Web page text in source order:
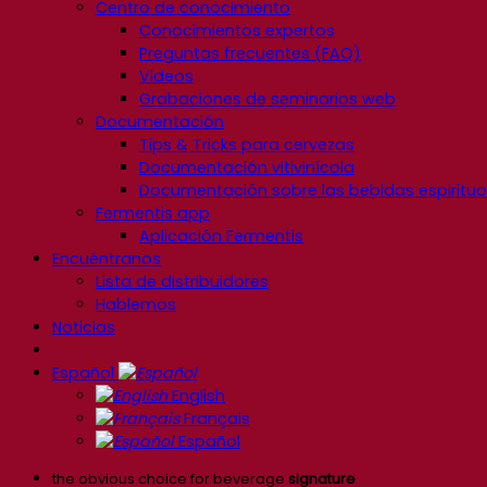
Centro de conocimiento
Conocimientos expertos
Preguntas frecuentes (FAQ)
Videos
Grabaciones de seminarios web
Documentación
Tips & Tricks para cervezas
Documentación vitivinícola
Documentación sobre las bebidas
Fermentis app
Aplicación Fermentis
Encuéntranos
Lista de distribuidores
Hablemos
Noticias
Español
English
Français
Español
the obvious choice for beverage signature